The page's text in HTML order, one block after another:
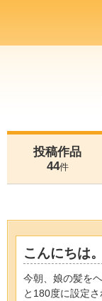
投稿作品
44件
こんにちは。
今朝、娘の髪を
と180度に設定